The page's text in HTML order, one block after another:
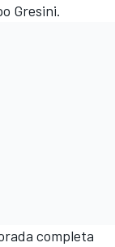
Gresini.
completa